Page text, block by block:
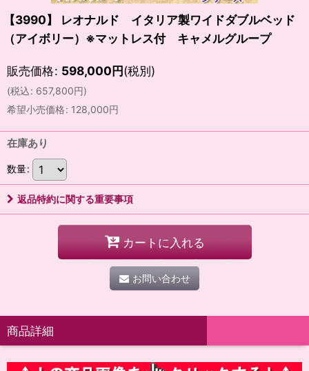
【3990】 レオナルド イタリア製ワイドダブルベッド
（アイボリー）※マットレス付 キャメルグループ
販売価格: 598,000円(税別)
(税込: 657,800円)
希望小売価格: 128,000円
在庫あり
数量:
返品特約に関する重要事項
カートに入れる
お問い合わせ
商品詳細